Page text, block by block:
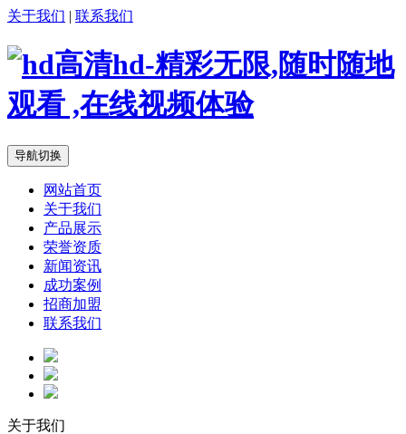
关于我们 | 联系我们
导航切换
网站首页
关于我们
产品展示
荣誉资质
新闻资讯
成功案例
招商加盟
联系我们
关于我们